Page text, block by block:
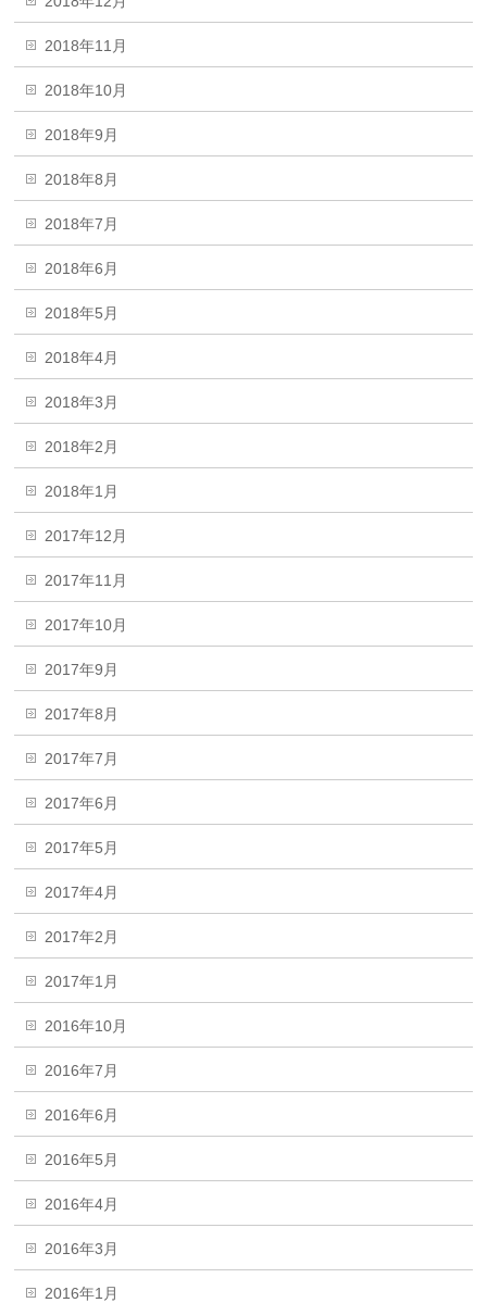
2018年11月
2018年10月
2018年9月
2018年8月
2018年7月
2018年6月
2018年5月
2018年4月
2018年3月
2018年2月
2018年1月
2017年12月
2017年11月
2017年10月
2017年9月
2017年8月
2017年7月
2017年6月
2017年5月
2017年4月
2017年2月
2017年1月
2016年10月
2016年7月
2016年6月
2016年5月
2016年4月
2016年3月
2016年1月